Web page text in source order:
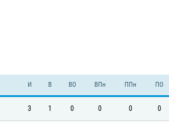
И В ВО ВПн ППн ПО
3 1 0 0 0 0